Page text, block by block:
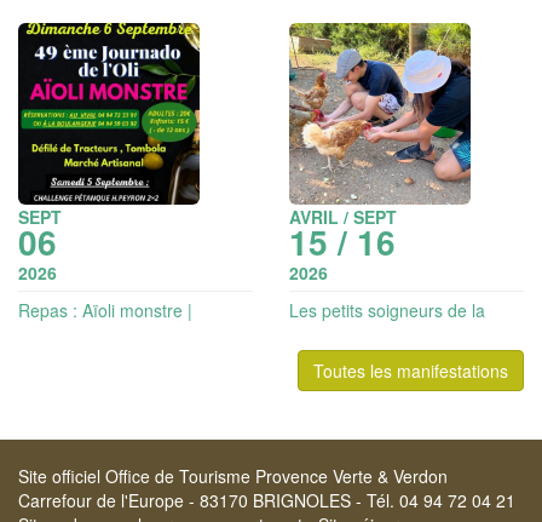
SEPT
06
2026
Repas : Aïoli monstre |
AVRIL / SEPT
15 / 16
2026
Les petits soigneurs de la
Toutes les manifestations
Site officiel Office de Tourisme Provence Verte & Verdon
Carrefour de l'Europe - 83170 BRIGNOLES - Tél. 04 94 72 04 21